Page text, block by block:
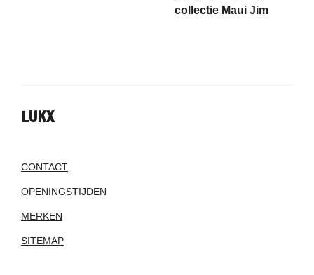
collectie Maui Jim
LUKX
CONTACT
OPENINGSTIJDEN
MERKEN
SITEMAP